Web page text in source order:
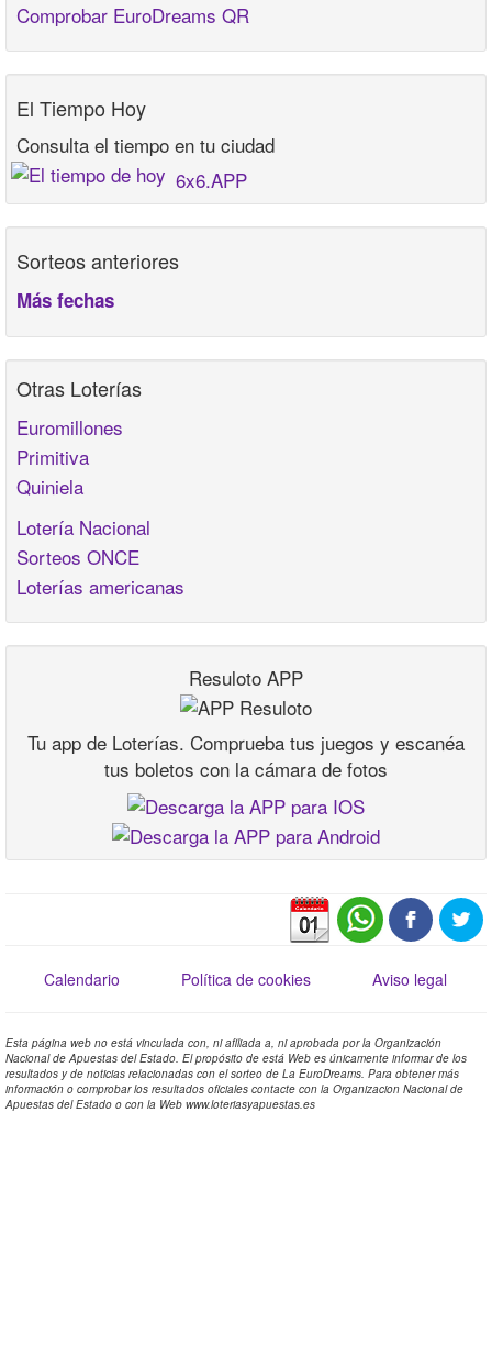
Comprobar EuroDreams QR
El Tiempo Hoy
Consulta el tiempo en tu ciudad
6x6.APP
Sorteos anteriores
Más fechas
Otras Loterías
Euromillones
Primitiva
Quiniela
Lotería Nacional
Sorteos ONCE
Loterías americanas
Resuloto APP
Tu app de Loterías. Comprueba tus juegos y escanéa
tus boletos con la cámara de fotos
Calendario Política de cookies Aviso legal
Esta página web no está vinculada con, ni afiliada a, ni aprobada por la Organización
Nacional de Apuestas del Estado. El propósito de está Web es únicamente informar de los
resultados y de noticias relacionadas con el sorteo de La EuroDreams. Para obtener más
información o comprobar los resultados oficiales contacte con la Organizacion Nacional de
Apuestas del Estado o con la Web www.loteriasyapuestas.es